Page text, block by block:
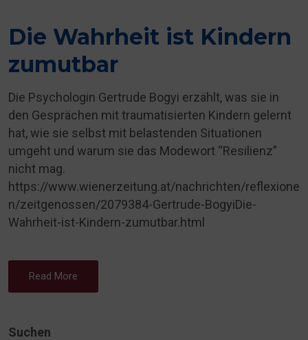
Die Wahrheit ist Kindern
zumutbar
Die Psychologin Gertrude Bogyi erzählt, was sie in
den Gesprächen mit traumatisierten Kindern gelernt
hat, wie sie selbst mit belastenden Situationen
umgeht und warum sie das Modewort “Resilienz”
nicht mag.
https://www.wienerzeitung.at/nachrichten/reflexione
n/zeitgenossen/2079384-Gertrude-BogyiDie-
Wahrheit-ist-Kindern-zumutbar.html
Read More
Suchen